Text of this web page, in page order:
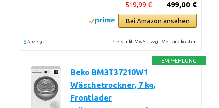
499,00 €
519,99 €
Bei Amazon ansehen
* Anzeige Preis inkl. MwSt., zzgl. Versandkosten
EMPFEHLUNG
Beko BM3T37210W1
Wäschetrockner, 7 kg,
Frontlader